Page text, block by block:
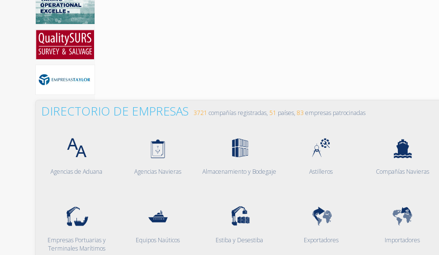
DIRECTORIO DE EMPRESAS 3721 compañías registradas, 51 países, 83 empresas patrocinadas
Agencias de Aduana Agencias Navieras Almacenamiento y Bodegaje Astilleros Compañías Navieras
Empresas Portuarias y
Terminales Marítimos
Equipos Naúticos Estiba y Desestiba Exportadores Importadores